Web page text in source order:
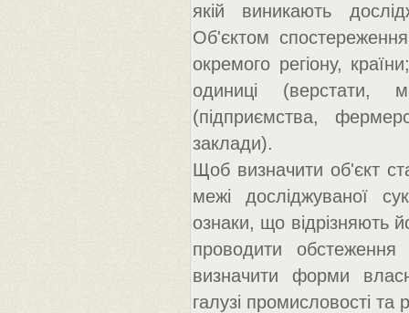
якій виникають
Об'єктом
окремого регіону,
одиниці (верстати,
(підприємства,
заклади).
Щоб визначити об'єкт
межі досліджуваної
ознаки, що відрізняють
проводити обстеження
визначити форми
галузі промисловості та